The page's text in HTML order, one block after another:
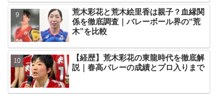
荒木彩花と荒木絵里香は親子？血縁関
係を徹底調査｜バレーボール界の“荒
木”を比較
【経歴】荒木彩花の東龍時代を徹底解
説｜春高バレーの成績とプロ入りまで